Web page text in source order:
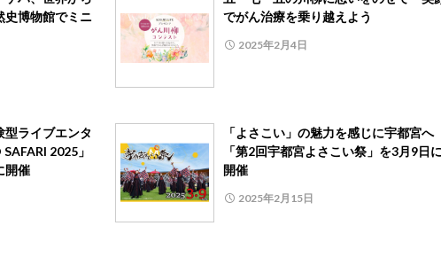
博物館でミニ
でがん治療を乗り越えよう
2025年2月4日
ライブエンタ
2025」
開催
「よさこい」の魅力を感じに宇都宮へ
「第2回宇都宮よさこい祭」を3月9日に
開催
2025年2月15日